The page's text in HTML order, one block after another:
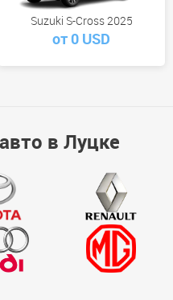
Suzuki S-Cross 2025
от 0 USD
в Луцке